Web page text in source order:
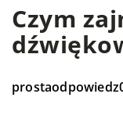
Czym
prostaodpowiedz